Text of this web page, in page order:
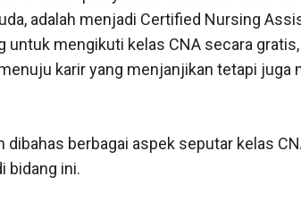
adalah menjadi Certified Nursing
untuk mengikuti kelas CNA secara
karir yang menjanjikan tetapi
dibahas berbagai aspek seputar kelas
bidang ini.